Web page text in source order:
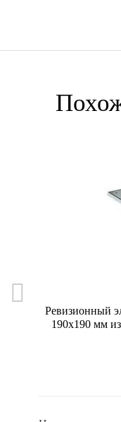
Ревизионный
190х190 мм